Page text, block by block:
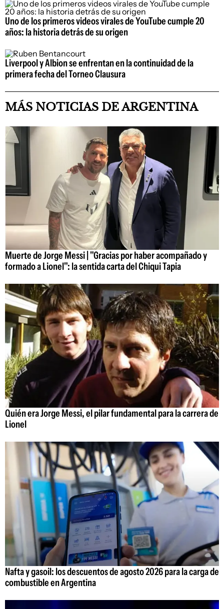
Uno de los primeros videos virales de YouTube cumple 20
años: la historia detrás de su origen
Liverpool y Albion se enfrentan en la continuidad de la
primera fecha del Torneo Clausura
MÁS NOTICIAS DE ARGENTINA
Muerte de Jorge Messi | "Gracias por haber acompañado y
formado a Lionel": la sentida carta del Chiqui Tapia
Quién era Jorge Messi, el pilar fundamental para la carrera de
Lionel
Nafta y gasoil: los descuentos de agosto 2026 para la carga de
combustible en Argentina